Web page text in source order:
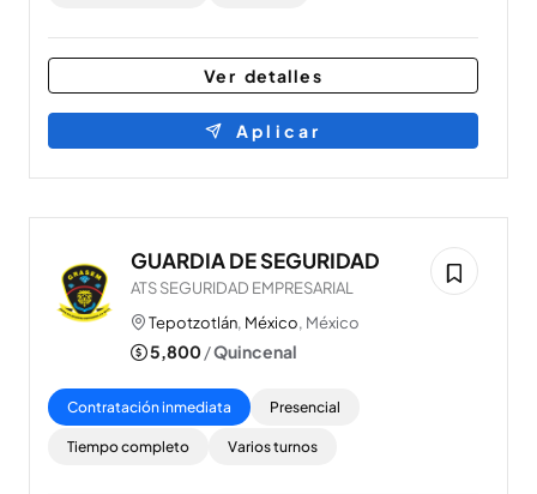
Ver detalles
Aplicar
GUARDIA DE SEGURIDAD
ATS SEGURIDAD EMPRESARIAL
Tepotzotlán, México, México
5,800/Quincenal
Contratación inmediata Presencial
Tiempo completo Varios turnos